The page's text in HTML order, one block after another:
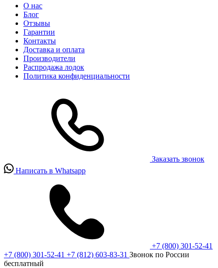
О нас
Блог
Отзывы
Гарантии
Контакты
Доставка и оплата
Производители
Распродажа лодок
Политика конфиденциальности
Заказать звонок
Написать в Whatsapp
+7 (800) 301-52-41
+7 (800) 301-52-41 +7 (812) 603-83-31 Звонок по России
бесплатный